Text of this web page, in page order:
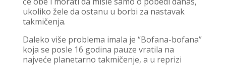
ukoliko žele da ostanu u borbi za nastavak
takmičenja.
Daleko više problema imala je “Bofana-bofana”
koja se posle 16 godina pauze vratila na
najveće planetarno takmičenje, a u reprizi